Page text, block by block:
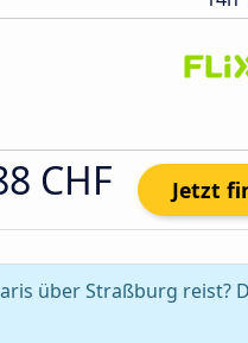
CHF Jetzt
über Straßburg reist?